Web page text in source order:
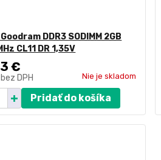
Goodram DDR3 SODIMM 2GB
CL11 DR 1,35V
€
bez DPH Nie je skladom
Pridať do košíka